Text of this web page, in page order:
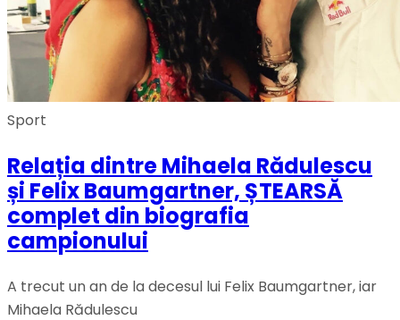
Sport
Relația dintre Mihaela Rădulescu
și Felix Baumgartner, ȘTEARSĂ
complet din biografia
campionului
A trecut un an de la decesul lui Felix Baumgartner, iar
Mihaela Rădulescu